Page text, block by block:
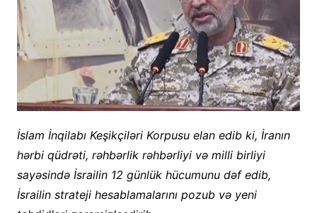
İslam İnqilabı Keşikçiləri Korpusu elan edib ki, İranın
hərbi qüdrəti, rəhbərlik rəhbərliyi və milli birliyi
sayəsində İsrailin 12 günlük hücumunu dəf edib,
İsrailin strateji hesablamalarını pozub və yeni